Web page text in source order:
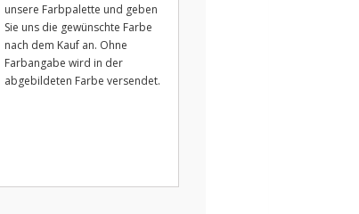
unsere Farbpalette und geben
Sie uns die gewünschte Farbe
nach dem Kauf an. Ohne
Farbangabe wird in der
abgebildeten Farbe versendet.